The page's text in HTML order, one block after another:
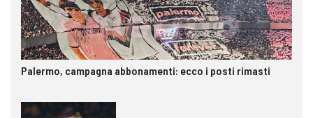
Palermo, campagna abbonamenti: ecco i posti rimasti